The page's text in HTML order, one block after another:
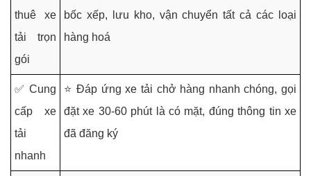
thuê xe
tải trọn
gói
bốc xếp, lưu kho, vận chuyển tất cả các loại
hàng hoá
✅ Cung
cấp xe
tải
nhanh
⭐ Đáp ứng xe tải chở hàng nhanh chóng, gọi
đặt xe 30-60 phút là có mặt, đúng thông tin xe
đã đăng ký